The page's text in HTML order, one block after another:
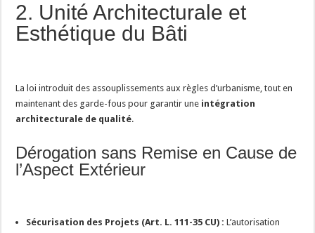
2. Unité Architecturale et
Esthétique du Bâti
La loi introduit des assouplissements aux règles d’urbanisme, tout en
maintenant des garde-fous pour garantir une intégration
architecturale de qualité.
Dérogation sans Remise en Cause de
l’Aspect Extérieur
Sécurisation des Projets (Art. L. 111-35 CU) : L’autorisation